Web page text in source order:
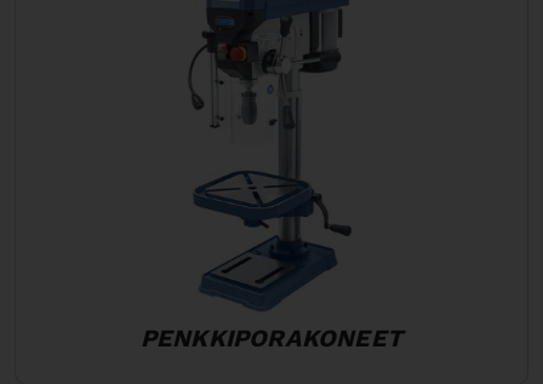
PENKKIPORAKONEET